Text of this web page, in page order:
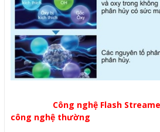
Công nghệ Flash
công nghệ thường